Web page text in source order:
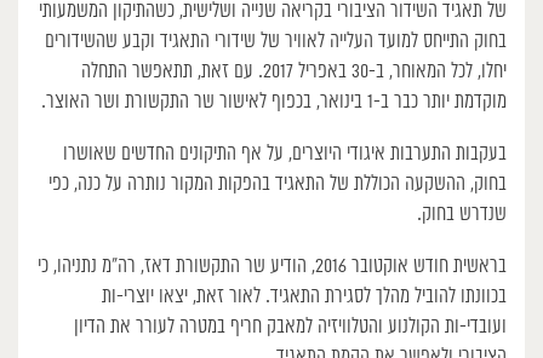
של תאגיד השידור הציבורי בקריאה שנייה ושלישית, כשהתיקון המשמעותי
בחוק התייחס למועד העלייה לאוויר של שידורי התאגיד וקבע שהשידורים
יחלו, לכל המאוחר, ב-30 באפריל 2017. עם זאת, תתאפשר התחלה
מוקדמת יותר כבר ב-1 בינואר, בכפוף לאישור שר התקשורת ושר האוצר.
בעקבות התערבות איגודי היוצרים, על אף התיקונים החדשים שאושרו
בחוק, ההשקעה הכוללת של התאגיד בהפקות המקור נותרה על כנה, כפי
שנדרש בחוק.
בראשית חודש אוקטובר 2016, הודיע שר התקשורת דאז, רה”מ נתניהו, כי
בכוונתו להוביל מהלך לסגירת התאגיד. לאור זאת, יצאו יוצרי-ות
ועובדי-ות הקולנוע והטלוויזיה למאבק חריף במטרה לעורר את הדיון